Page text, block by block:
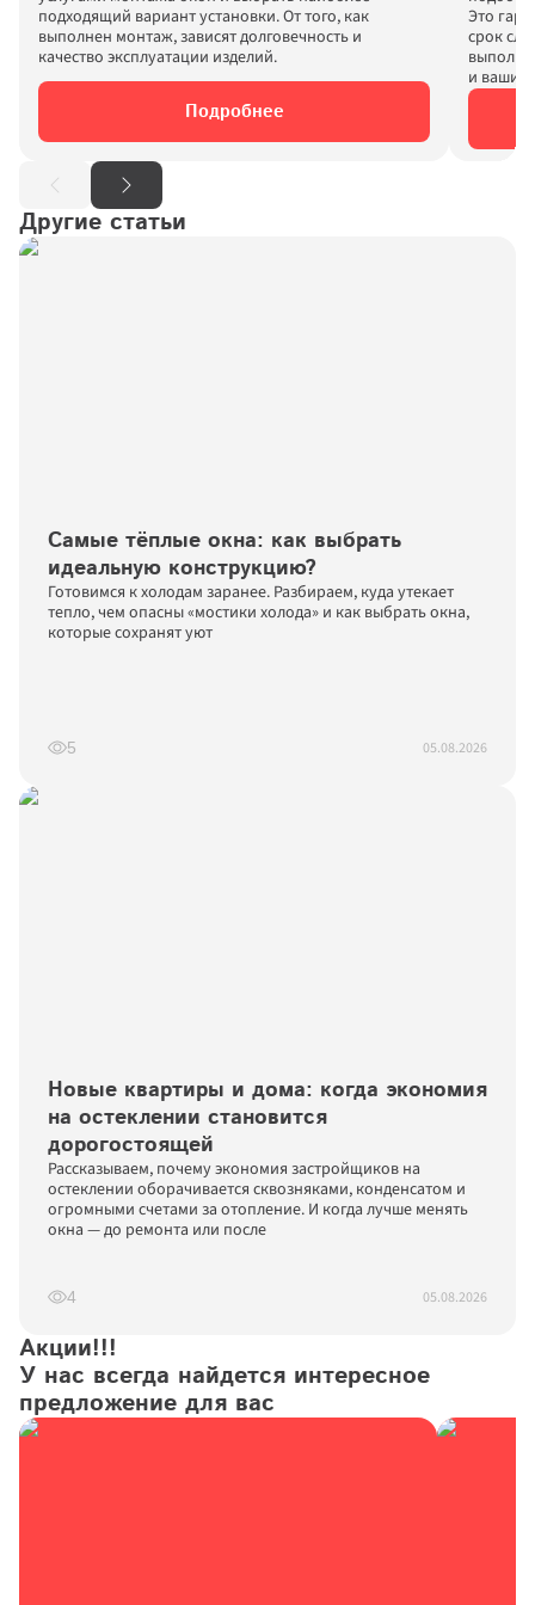
подходящий вариант установки. От того, как
выполнен монтаж, зависят долговечность и
Подробнее
Это
срок
Другие статьи
Самые тёплые окна: как выбрать
идеальную конструкцию?
Готовимся к холодам заранее. Разбираем, куда утекает
тепло, чем опасны «мостики холода» и как выбрать окна,
которые сохранят уют
5 05.08.2026
Новые квартиры и дома: когда экономия
на остеклении становится
дорогостоящей
Рассказываем, почему экономия застройщиков на
остеклении оборачивается сквозняками, конденсатом и
огромными счетами за отопление. И когда лучше менять
окна — до ремонта или после
4 05.08.2026
Акции!!!
У нас всегда найдется интересное
предложение для вас